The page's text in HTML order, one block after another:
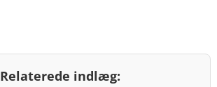
Relaterede indlæg: